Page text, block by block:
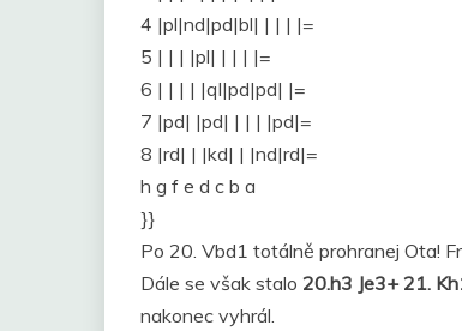
4 |pl|nd|pd|bl| | | | |=
5 | | | |pl| | | | |=
6 | | | | |ql|pd|pd| |=
7 |pd| |pd| | | | |pd|=
8 |rd| | |kd| | |nd|rd|=
h g f e d c b a
}}
Po 20. Vbd1 totálně prohranej Ota!
Dále se však stalo 20.h3 Je3+ 21.
nakonec vyhrál.